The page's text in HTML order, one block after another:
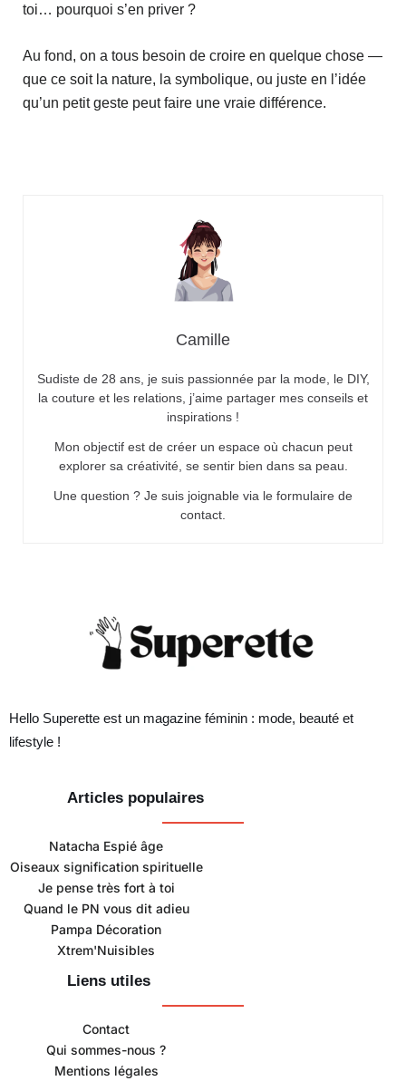
toi… pourquoi s’en priver ?
Au fond, on a tous besoin de croire en quelque chose —
que ce soit la nature, la symbolique, ou juste en l’idée
qu’un petit geste peut faire une vraie différence.
Camille
Sudiste de 28 ans, je suis passionnée par la mode, le DIY,
la couture et les relations, j’aime partager mes conseils et
inspirations !
Mon objectif est de créer un espace où chacun peut
explorer sa créativité, se sentir bien dans sa peau.
Une question ? Je suis joignable via le formulaire de
contact.
Hello Superette est un magazine féminin : mode, beauté et
lifestyle !
Articles populaires
Natacha Espié âge
Oiseaux signification spirituelle
Je pense très fort à toi
Quand le PN vous dit adieu
Pampa Décoration
Xtrem'Nuisibles
Liens utiles
Contact
Qui sommes-nous ?
Mentions légales